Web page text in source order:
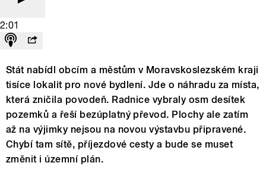
2:01
Stát nabídl obcím a městům v Moravskoslezském kraji
tisíce lokalit pro nové bydlení. Jde o náhradu za místa,
která zničila povodeň. Radnice vybraly osm desítek
pozemků a řeší bezúplatný převod. Plochy ale zatím
až na výjimky nejsou na novou výstavbu připravené.
Chybí tam sítě, příjezdové cesty a bude se muset
změnit i územní plán.